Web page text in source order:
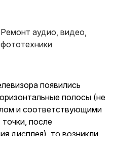
Ремонт аудио, видео,
фототехники
появились
полосы (не
и соответствующими
после
дисплея), то возникли